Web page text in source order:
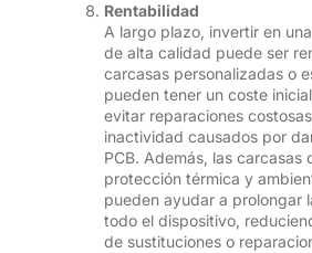
Rentabilidad
A largo plazo, invertir en
de alta calidad puede ser
carcasas personalizadas o
pueden tener un coste
evitar reparaciones
inactividad causados ​​por
PCB. Además, las carcasas
protección térmica y
pueden ayudar a prolongar
todo el dispositivo,
de sustituciones o